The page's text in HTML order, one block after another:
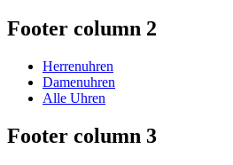
Footer column 2
Herrenuhren
Damenuhren
Alle Uhren
Footer column 3